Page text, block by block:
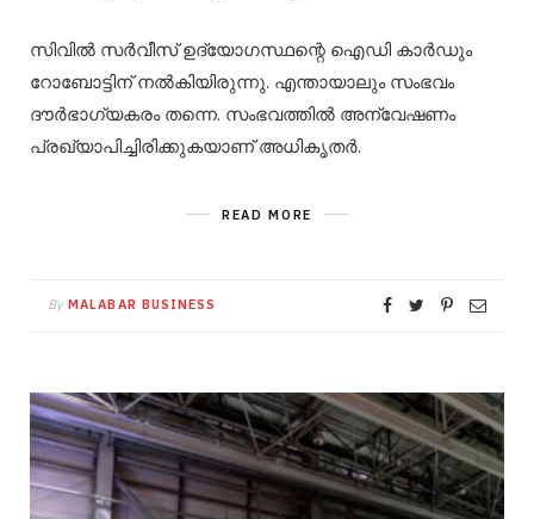
സിവില്‍ സര്‍വീസ് ഉദ്യോഗസ്ഥന്റെ ഐഡി കാര്‍ഡും
റോബോട്ടിന് നൽകിയിരുന്നു. എന്തായാലും സംഭവം
ദൗർഭാ​ഗ്യകരം തന്നെ. സംഭവത്തിൽ അന്വേഷണം
പ്രഖ്യാപിച്ചിരിക്കുകയാണ് അധികൃതർ.
READ MORE
By MALABAR BUSINESS